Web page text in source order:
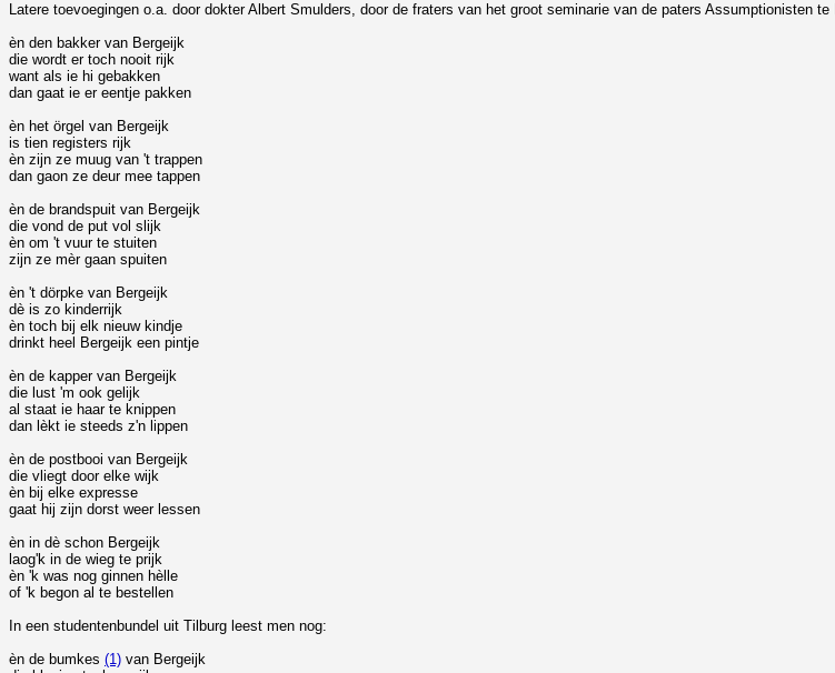
Latere toevoegingen o.a. door dokter Albert Smulders, door de fraters van het groot seminarie van de paters Assumptionisten
èn den bakker van Bergeijk
die wordt er toch nooit rijk
want als ie hi gebakken
dan gaat ie er eentje pakken
èn het örgel van Bergeijk
is tien registers rijk
èn zijn ze muug van 't trappen
dan gaon ze deur mee tappen
èn de brandspuit van Bergeijk
die vond de put vol slijk
èn om 't vuur te stuiten
zijn ze mèr gaan spuiten
èn 't dörpke van Bergeijk
dè is zo kinderrijk
èn toch bij elk nieuw kindje
drinkt heel Bergeijk een pintje
èn de kapper van Bergeijk
die lust 'm ook gelijk
al staat ie haar te knippen
dan lèkt ie steeds z'n lippen
èn de postbooi van Bergeijk
die vliegt door elke wijk
èn bij elke expresse
gaat hij zijn dorst weer lessen
èn in dè schon Bergeijk
laog'k in de wieg te prijk
èn 'k was nog ginnen hèlle
of 'k begon al te bestellen
In een studentenbundel uit Tilburg leest men nog:
èn de bumkes (1) van Bergeijk